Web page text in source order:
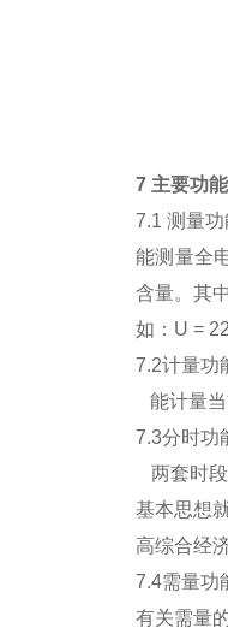
7 主要功
7.1 测量
能测量全
含量。其
如：U =
7.2计量功
能计量当
7.3分时功
两套时
基本思想
高综合经
7.4需量功
有关需量